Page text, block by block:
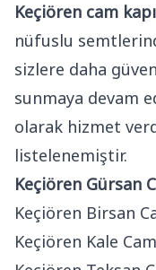
Keçiören cam
nüfuslu
sizlere daha
sunmaya devam
olarak hizmet
listelenemiştir.
Keçiören Gürsan
Keçiören Birsan
Keçiören Kale